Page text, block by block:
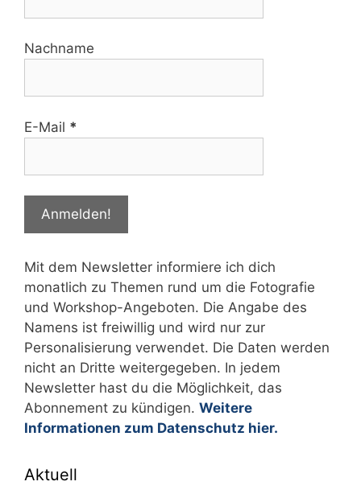
Nachname
E-Mail *
Mit dem Newsletter informiere ich dich
monatlich zu Themen rund um die Fotografie
und Workshop-Angeboten. Die Angabe des
Namens ist freiwillig und wird nur zur
Personalisierung verwendet. Die Daten werden
nicht an Dritte weitergegeben. In jedem
Newsletter hast du die Möglichkeit, das
Abonnement zu kündigen. Weitere
Informationen zum Datenschutz hier.
Aktuell